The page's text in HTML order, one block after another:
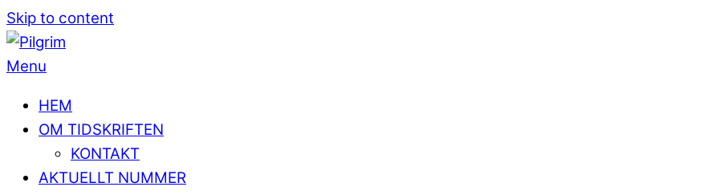
Skip to content
Menu
HEM
OM TIDSKRIFTEN
KONTAKT
AKTUELLT NUMMER